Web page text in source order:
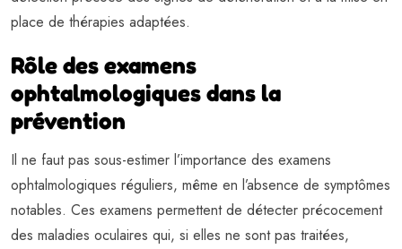
place de thérapies adaptées.
Rôle des examens
ophtalmologiques dans la
prévention
Il ne faut pas sous-estimer l’importance des examens
ophtalmologiques réguliers, même en l’absence de symptômes
notables. Ces examens permettent de détecter précocement
des maladies oculaires qui, si elles ne sont pas traitées,